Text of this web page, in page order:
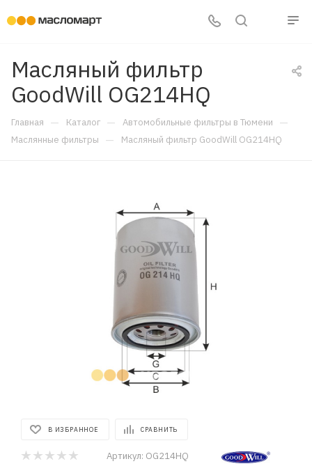
Масляный фильтр
GoodWill OG214HQ
Главная — Каталог — Автомобильные фильтры в Тюмени —
Маслянные фильтры — Масляный фильтр GoodWill OG214HQ
В ИЗБРАННОЕ СРАВНИТЬ
Артикул: OG214HQ